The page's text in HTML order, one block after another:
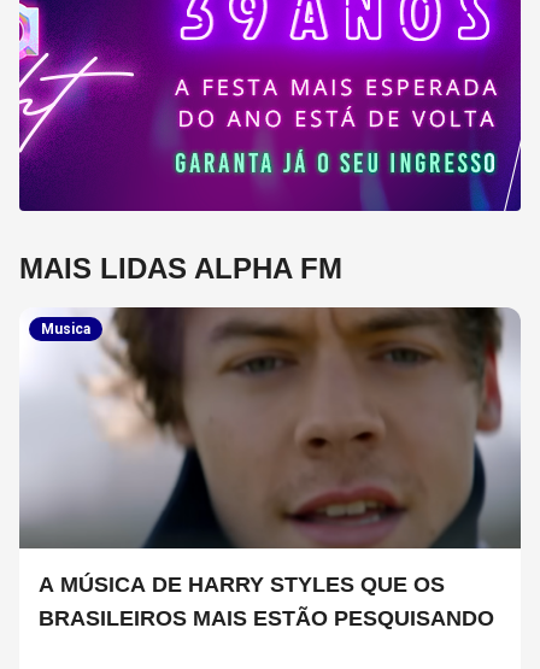
MAIS LIDAS ALPHA FM
Musica
A MÚSICA DE HARRY STYLES QUE OS
BRASILEIROS MAIS ESTÃO PESQUISANDO